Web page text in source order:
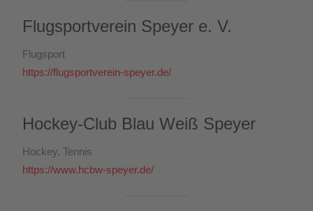
Flugsportverein Speyer e. V.
Flugsport
https://flugsportverein-speyer.de/
Hockey-Club Blau Weiß Speyer
Hockey, Tennis
https://www.hcbw-speyer.de/